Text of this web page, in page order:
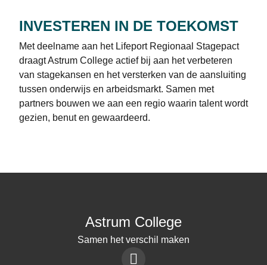
INVESTEREN IN DE TOEKOMST
Met deelname aan het Lifeport Regionaal Stagepact
draagt Astrum College actief bij aan het verbeteren
van stagekansen en het versterken van de aansluiting
tussen onderwijs en arbeidsmarkt. Samen met
partners bouwen we aan een regio waarin talent wordt
gezien, benut en gewaardeerd.
Astrum College
Samen het verschil maken